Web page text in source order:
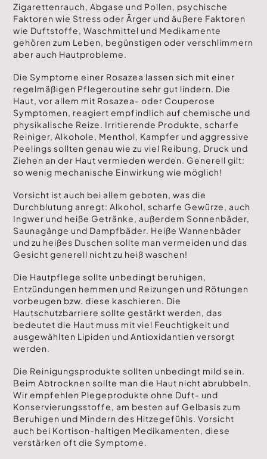
Zigarettenrauch, Abgase und Pollen, psychische
Faktoren wie Stress oder Ärger und äußere Faktoren
wie Duftstoffe, Waschmittel und Medikamente
gehören zum Leben, begünstigen oder verschlimmern
aber auch Hautprobleme.
Die Symptome einer Rosazea lassen sich mit einer
regelmäßigen Pflegeroutine sehr gut lindern. Die
Haut, vor allem mit Rosazea- oder Couperose
Symptomen, reagiert empfindlich auf chemische und
physikalische Reize. Irritierende Produkte, scharfe
Reiniger, Alkohole, Menthol, Kampfer und aggressive
Peelings sollten genau wie zu viel Reibung, Druck und
Ziehen an der Haut vermieden werden. Generell gilt:
so wenig mechanische Einwirkung wie möglich!
Vorsicht ist auch bei allem geboten, was die
Durchblutung anregt: Alkohol, scharfe Gewürze, auch
Ingwer und heiße Getränke, außerdem Sonnenbäder,
Saunagänge und Dampfbäder. Heiße Wannenbäder
und zu heißes Duschen sollte man vermeiden und das
Gesicht generell nicht zu heiß waschen!
Die Hautpflege sollte unbedingt beruhigen,
Entzündungen hemmen und Reizungen und Rötungen
vorbeugen bzw. diese kaschieren. Die
Hautschutzbarriere sollte gestärkt werden, das
bedeutet die Haut muss mit viel Feuchtigkeit und
ausgewählten Lipiden und Antioxidantien versorgt
werden.
Die Reinigungsprodukte sollten unbedingt mild sein.
Beim Abtrocknen sollte man die Haut nicht abrubbeln.
Wir empfehlen Plegeprodukte ohne Duft- und
Konservierungsstoffe, am besten auf Gelbasis zum
Beruhigen und Mindern des Hitzegefühls. Vorsicht
auch bei Kortison-haltigen Medikamenten, diese
verstärken oft die Symptome.